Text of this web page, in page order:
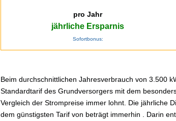
pro Jahr
jährliche Ersparnis
Sofortbonus:
Beim durchschnittlichen Jahresverbrauch von 3.500
Standardtarif des Grundversorgers mit dem
Vergleich der Strompreise immer lohnt. Die jährliche
dem günstigsten Tarif von beträgt immerhin . Darin